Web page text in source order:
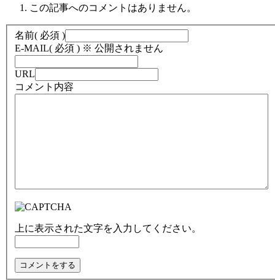
この記事へのコメントはありません。
名前( 必須 )
E-MAIL( 必須 ) ※ 公開されません
URL
コメント内容
上に表示された文字を入力してください。